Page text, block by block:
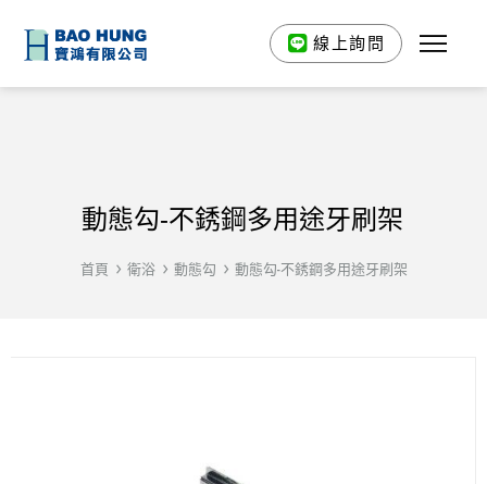
線上詢問
動態勾-不銹鋼多用途牙刷架
首頁 衛浴 動態勾 動態勾-不銹鋼多用途牙刷架